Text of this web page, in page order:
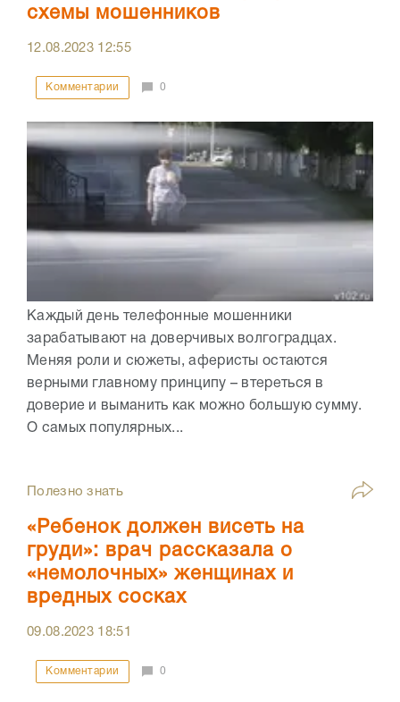
схемы мошенников
12.08.2023 12:55
Комментарии 0
Каждый день телефонные мошенники
зарабатывают на доверчивых волгоградцах.
Меняя роли и сюжеты, аферисты остаются
верными главному принципу – втереться в
доверие и выманить как можно большую сумму.
О самых популярных...
Полезно знать
«Ребенок должен висеть на
груди»: врач рассказала о
«немолочных» женщинах и
вредных сосках
09.08.2023 18:51
Комментарии 0